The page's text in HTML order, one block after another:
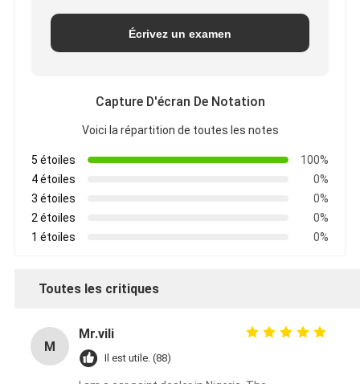
Écrivez un examen
Capture D'écran De Notation
Voici la répartition de toutes les notes
5 étoiles
100%
4 étoiles
0%
3 étoiles
0%
2 étoiles
0%
1 étoiles
0%
Toutes les critiques
M
Mr.vili
Il est utile. (88)